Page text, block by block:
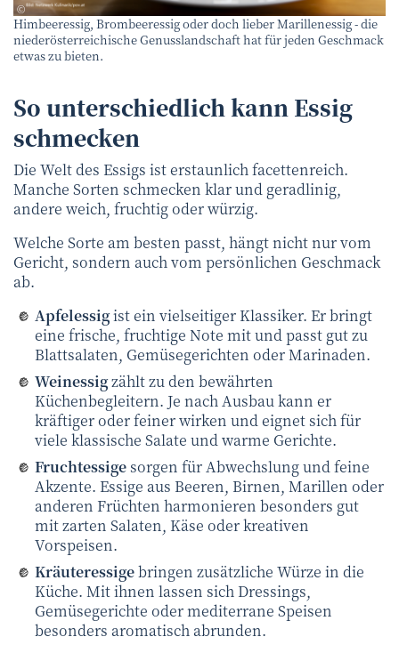
©Netzwerk Kulinarik/pov.at
Himbeeressig, Brombeeressig oder doch lieber Marillenessig - die
niederösterreichische Genusslandschaft hat für jeden Geschmack
etwas zu bieten.
So unterschiedlich kann Essig
schmecken
Die Welt des Essigs ist erstaunlich facettenreich.
Manche Sorten schmecken klar und geradlinig,
andere weich, fruchtig oder würzig.
Welche Sorte am besten passt, hängt nicht nur vom
Gericht, sondern auch vom persönlichen Geschmack
ab.
Apfelessigist ein vielseitiger Klassiker. Er bringt
eine frische, fruchtige Note mit und passt gut zu
Blattsalaten, Gemüsegerichten oder Marinaden.
Weinessigzählt zu den bewährten
Küchenbegleitern. Je nach Ausbau kann er
kräftiger oder feiner wirken und eignet sich für
viele klassische Salate und warme Gerichte.
Fruchtessigesorgen für Abwechslung und feine
Akzente. Essige aus Beeren, Birnen, Marillen oder
anderen Früchten harmonieren besonders gut
mit zarten Salaten, Käse oder kreativen
Vorspeisen.
Kräuteressigebringen zusätzliche Würze in die
Küche. Mit ihnen lassen sich Dressings,
Gemüsegerichte oder mediterrane Speisen
besonders aromatisch abrunden.